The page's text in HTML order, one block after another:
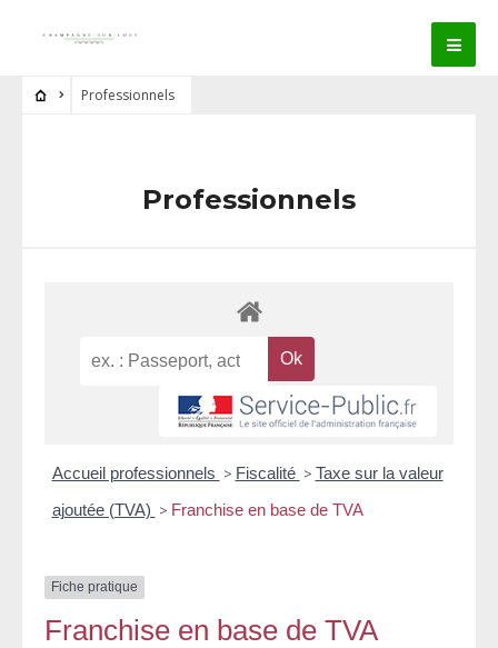
Professionnels
Professionnels
Accueil professionnels > Fiscalité > Taxe sur la valeur
ajoutée (TVA) > Franchise en base de TVA
Fiche pratique
Franchise en base de TVA